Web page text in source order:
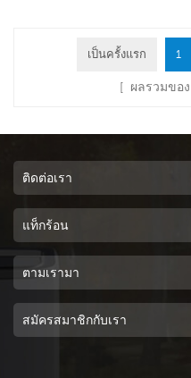
เป็นครั้งแรก 1
[ ผลรวมของ
ติดต่อเรา
แท็กร้อน
ตามเรามา
สมัครสมาชิกกับเรา